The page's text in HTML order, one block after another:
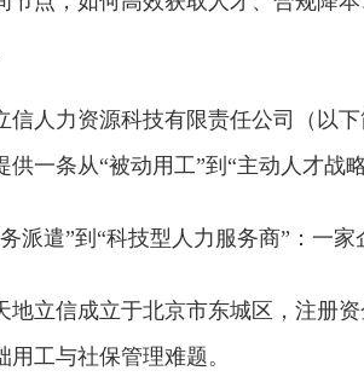
信人力资源科技有限责任公司（以
一条从“被动用工”到“主动人才战
派遣”到“科技型人力服务商”：一家
地立信成立于北京市东城区，注册
工与社保管理难题。